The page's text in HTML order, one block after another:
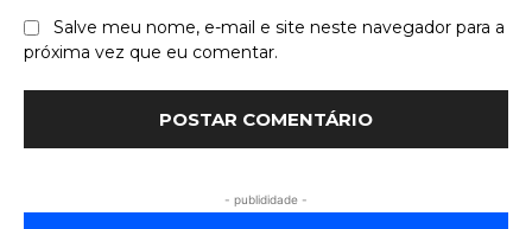
Salve meu nome, e-mail e site neste navegador para a
próxima vez que eu comentar.
- publididade -